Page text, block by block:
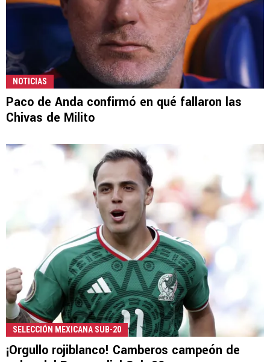
NOTICIAS
Paco de Anda confirmó en qué fallaron las
Chivas de Milito
SELECCIÓN MEXICANA SUB-20
¡Orgullo rojiblanco! Camberos campeón de